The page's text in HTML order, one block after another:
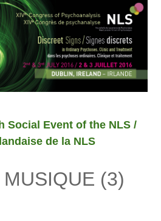
Social Event of the NLS /
de la NLS
(3)